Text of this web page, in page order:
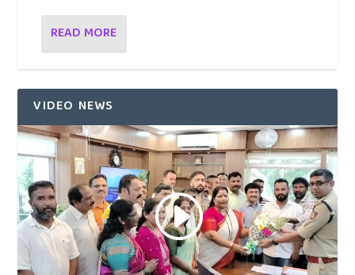
READ MORE
VIDEO NEWS